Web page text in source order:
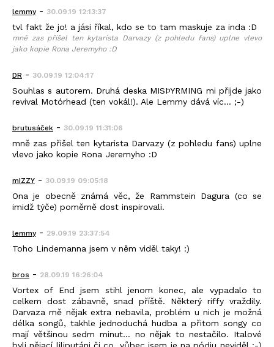
lemmy - 30.09.19 12:13:37
tvl fakt že jo! a jási říkal, kdo se to tam maskuje za inda :D
mně zas přišel ten kytarista Darvazy (z pohledu fans) uplne vlevo
jako kopie Rona Jeremyho :D
DR - 30.09.19 12:04:17
Souhlas s autorem. Druhá deska MISÞYRMING mi přijde jako
revival Motórhead (ten vokál!). Ale Lemmy dává víc... ;-)
brutusáček - 30.09.19 11:31:06
mně zas přišel ten kytarista Darvazy (z pohledu fans) uplne
vlevo jako kopie Rona Jeremyho :D
mIZZY - 30.09.19 09:05:18
Ona je obecně známá věc, že Rammstein Dagura (co se
imidž týče) poměrně dost inspirovali.
lemmy - 29.09.19 23:37:54
Toho Lindemanna jsem v něm viděl taky! :)
bros - 28.09.19 16:26:04
Vortex of End jsem stihl jenom konec, ale vypadalo to
celkem dost zábavně, snad příště. Některý riffy vraždily.
Darvaza mě nějak extra nebavila, problém u nich je možná
délka songů, takhle jednoduchá hudba a přitom songy co
mají většinou sedm minut... no nějak to nestačilo. Italové